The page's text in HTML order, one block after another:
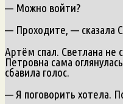
— Можно войти?
— Проходите, — сказала
Артём спал. Светлана не
Петровна сама
сбавила голос.
— Я поговорить хотела.